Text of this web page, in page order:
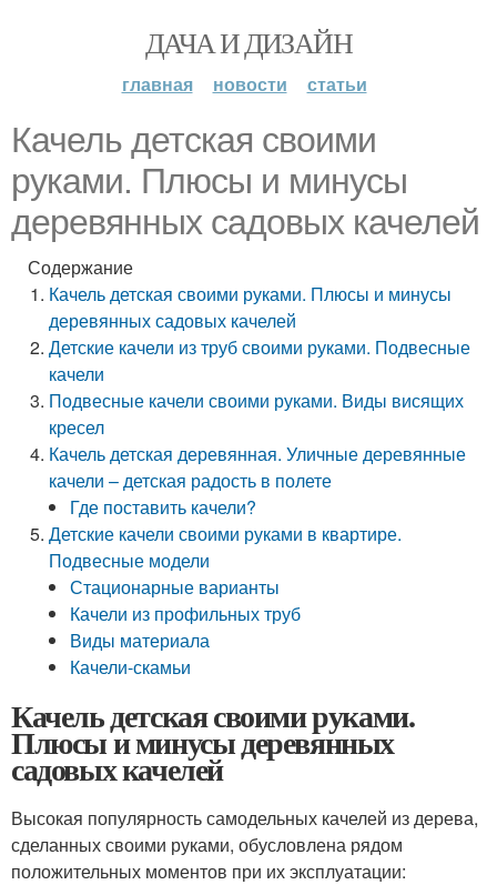
ДАЧА И ДИЗАЙН
главная новости статьи
Качель детская своими
руками. Плюсы и минусы
деревянных садовых качелей
Содержание
Качель детская своими руками. Плюсы и минусы
деревянных садовых качелей
Детские качели из труб своими руками. Подвесные
качели
Подвесные качели своими руками. Виды висящих
кресел
Качель детская деревянная. Уличные деревянные
качели – детская радость в полете
Где поставить качели?
Детские качели своими руками в квартире.
Подвесные модели
Стационарные варианты
Качели из профильных труб
Виды материала
Качели-скамьи
Качель детская своими руками.
Плюсы и минусы деревянных
садовых качелей
Высокая популярность самодельных качелей из дерева,
сделанных своими руками, обусловлена рядом
положительных моментов при их эксплуатации: